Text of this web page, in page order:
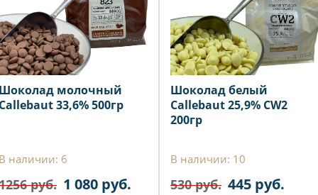
молочный
33,6% 500гр
наличии: 6
руб. 1 080 руб.
Шоколад белый
Callebaut 25,9% CW2
200гр
В наличии: 10
530 руб. 445 руб.